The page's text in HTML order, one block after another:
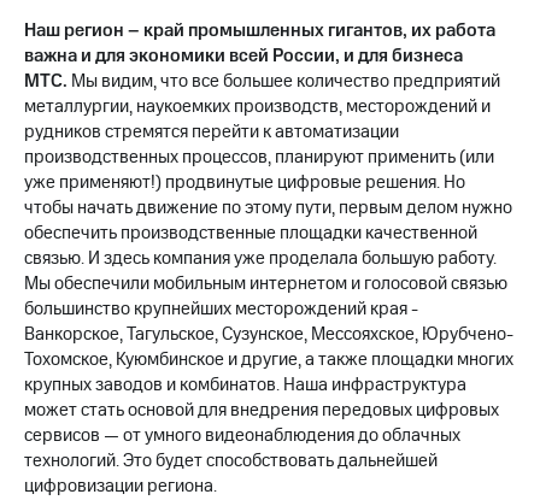
Описание
Программа
приобретения
Порядок
выкупа
акций
Дивиденды
Рынок
облигаций
Описание
Еврооблигации-2023
Уведомление
о
погашении
именных
облигаций
Другое
Регистратор
Реквизиты
Наш регион – край промышленных гигантов, их работа
важна и для экономики всей России, и для бизнеса
МТС. Мы видим, что все большее количество предприятий
металлургии, наукоемких производств, месторождений и
рудников стремятся перейти к автоматизации
производственных процессов, планируют применить (или
уже применяют!) продвинутые цифровые решения. Но
чтобы начать движение по этому пути, первым делом нужно
обеспечить производственные площадки качественной
связью. И здесь компания уже проделала большую работу.
Мы обеспечили мобильным интернетом и голосовой связью
большинство крупнейших месторождений края -
Ванкорское, Тагульское, Сузунское, Мессояхское, Юрубчено-
Тохомское, Куюмбинское и другие, а также площадки многих
крупных заводов и комбинатов. Наша инфраструктура
может стать основой для внедрения передовых цифровых
сервисов — от умного видеонаблюдения до облачных
технологий. Это будет способствовать дальнейшей
цифровизации региона.